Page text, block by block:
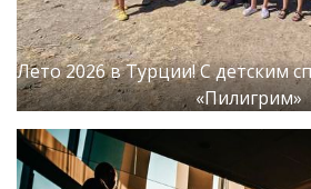
Лето 2026 в Турции! С детским
«Пилигрим»